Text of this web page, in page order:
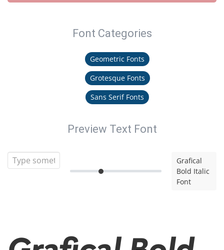
Font Categories
Geometric Fonts
Grotesque Fonts
Sans Serif Fonts
Preview Text Font
Grafical
Bold Italic
Font